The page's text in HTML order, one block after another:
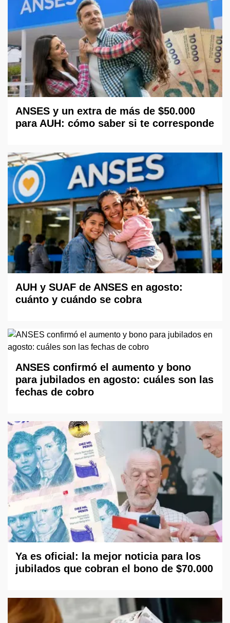
ANSES y un extra de más de $50.000
para AUH: cómo saber si te corresponde
AUH y SUAF de ANSES en agosto:
cuánto y cuándo se cobra
ANSES confirmó el aumento y bono
para jubilados en agosto: cuáles son las
fechas de cobro
Ya es oficial: la mejor noticia para los
jubilados que cobran el bono de $70.000